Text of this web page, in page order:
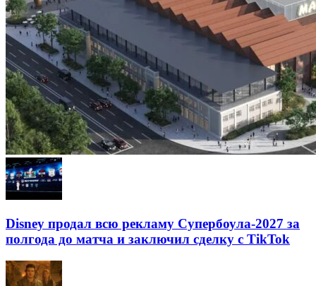
Disney продал всю рекламу Супербоула-2027 за
полгода до матча и заключил сделку с TikTok